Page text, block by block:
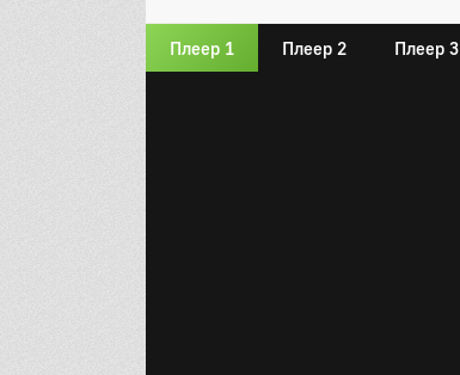
Плеер 1 Плеер 2 Плеер 3